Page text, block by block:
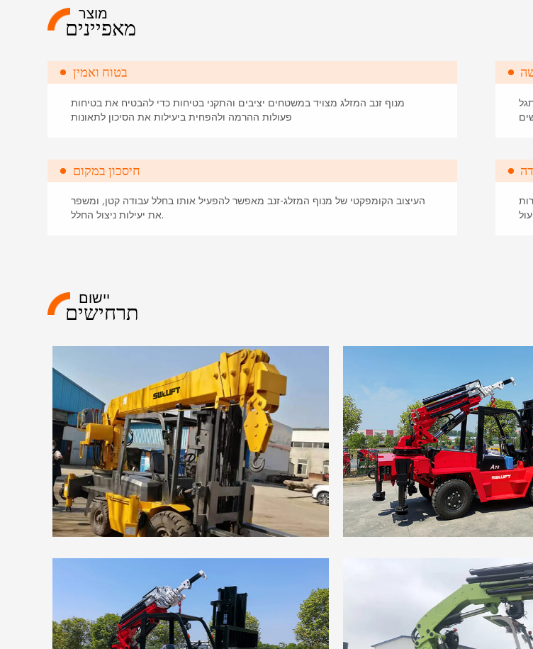
מוצר
מאפיינים
בטוח ואמין
מנוף זנב המזלג מצויד במשטחים יציבים והתקני בטיחות כדי להבטיח את בטיחות
פעולות ההרמה ולהפחית ביעילות את הסיכון לתאונות
חיסכון במקום
העיצוב הקומפקטי של מנוף המזלג-זנב מאפשר להפעיל אותו בחלל עבודה קטן, ומשפר
את יעילות ניצול החלל.
יישום
תרחישים